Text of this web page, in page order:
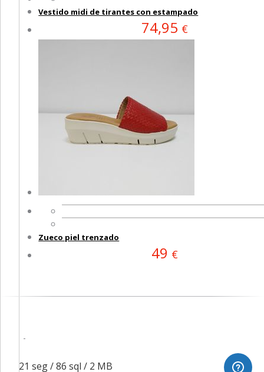
Vestido midi de tirantes con estampado
74,95 €
Zueco piel trenzado
49 €
1.321 seg /86 sql / 2 MB